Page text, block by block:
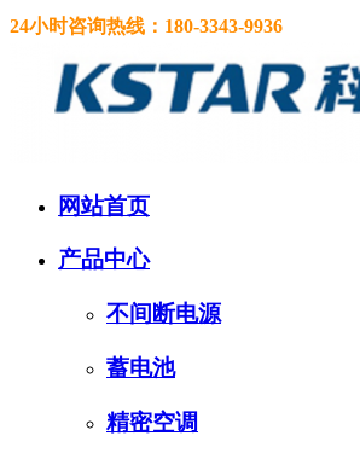
24小时咨询热线： 180-3343-9936
网站首页
产品中心
不间断电源
蓄电池
精密空调